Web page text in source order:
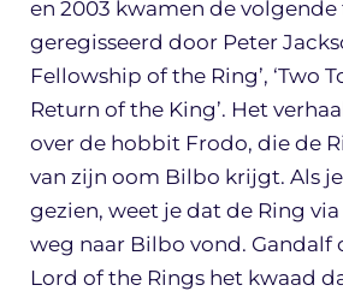
en 2003 kwamen de volgende
geregisseerd door Peter
Fellowship of the Ring’, ‘Two
Return of the King’. Het
over de hobbit Frodo, die de
van zijn oom Bilbo krijgt. Als
gezien, weet je dat de Ring
weg naar Bilbo vond. Gandalf
Lord of the Rings het kwaad